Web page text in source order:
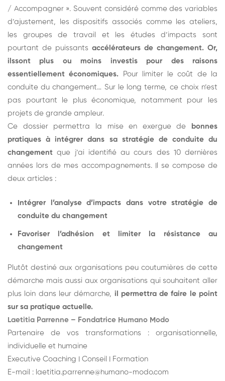
/ Accompagner ». Souvent considéré comme des variables
d’ajustement, les dispositifs associés comme les ateliers,
les groupes de travail et les études d’impacts sont
pourtant de puissants accélérateurs de changement. Or,
ilssont plus ou moins investis pour des raisons
essentiellement économiques.
Pour limiter le coût de la
conduite du changement… Sur le long terme, ce choix n’est
pas pourtant le plus économique, notamment pour les
projets de grande ampleur.
Ce dossier permettra la mise en exergue de
bonnes
pratiques à intégrer dans sa stratégie de conduite du
changementque j’ai identifié au cours des 10 dernières
années lors de mes accompagnements. Il se compose de
deux articles :
Intégrer l’analyse d’impacts dans votre stratégie de
conduite du changement
Favoriser l’adhésion et limiter la résistance au
changement
Plutôt destiné aux organisations peu coutumières de cette
démarche mais aussi aux organisations qui souhaitent aller
plus loin dans leur démarche, il permettra de faire le point
sur sa pratique actuelle.
Laetitia Parrenne – Fondatrice Humano Modo
Partenaire de vos transformations : organisationnelle,
individuelle et humaine
Executive Coaching I Conseil I Formation
E-mail : laetitia.parrenne@humano-modo.com